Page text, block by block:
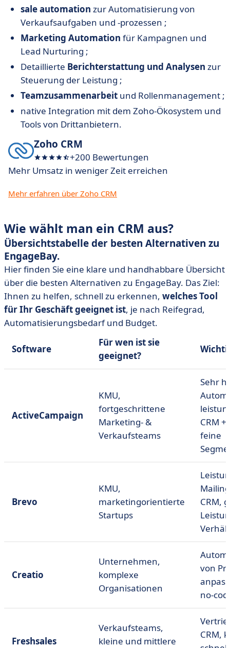
sale automation zur Automatisierung von
Verkaufsaufgaben und -prozessen ;
Marketing Automation für Kampagnen und
Lead Nurturing ;
Detaillierte Berichterstattung und Analysen zur
Steuerung der Leistung ;
Teamzusammenarbeit und Rollenmanagement ;
native Integration mit dem Zoho-Ökosystem und
Tools von Drittanbietern.
Zoho CRM
+200 Bewertungen
Mehr Umsatz in weniger Zeit erreichen
Mehr erfahren über Zoho CRM
Wie wählt man ein CRM aus?
Übersichtstabelle der besten Alternativen zu
EngageBay.
Hier finden Sie eine klare und handhabbare Übersicht
über die besten Alternativen zu EngageBay. Das Ziel:
Ihnen zu helfen, schnell zu erkennen, welches Tool
für Ihr Geschäft geeignet ist, je nach Reifegrad,
Automatisierungsbedarf und Budget.
Software
Für wen ist sie
geeignet?
ActiveCampaign
KMU,
fortgeschrittene
Marketing- &
Verkaufsteams
Sehr
CRM
feine
Brevo
KMU,
marketingorientierte
Startups
CRM,
Creatio
Unternehmen,
komplexe
Organisationen
von
no-
Freshsales
Verkaufsteams,
kleine und mittlere
CRM,